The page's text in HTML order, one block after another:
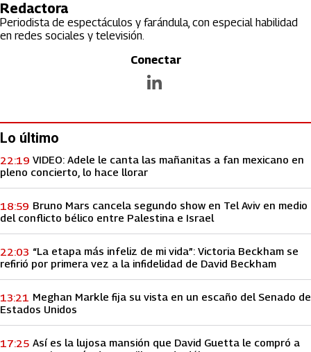
Redactora
Periodista de espectáculos y farándula, con especial habilidad
en redes sociales y televisión.
Conectar
abre en nueva pestaña
Lo último
VIDEO: Adele le canta las mañanitas a fan mexicano en
pleno concierto, lo hace llorar
22:19
Bruno Mars cancela segundo show en Tel Aviv en medio
del conflicto bélico entre Palestina e Israel
18:59
“La etapa más infeliz de mi vida”: Victoria Beckham se
refirió por primera vez a la infidelidad de David Beckham
22:03
Meghan Markle fija su vista en un escaño del Senado de
Estados Unidos
13:21
Así es la lujosa mansión que David Guetta le compró a
17:25